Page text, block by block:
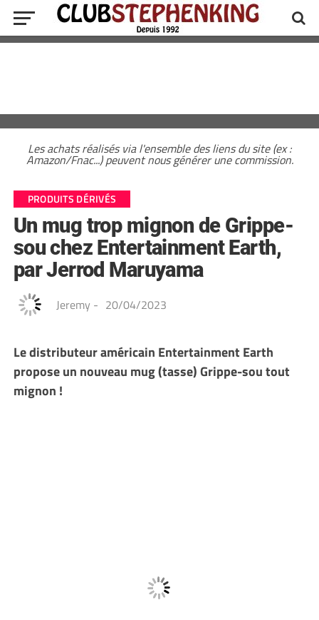
Les achats réalisés via l'ensemble des liens du site (ex :
Amazon/Fnac...) peuvent nous générer une commission.
PRODUITS DÉRIVÉS
Un mug trop mignon de Grippe-
sou chez Entertainment Earth,
par Jerrod Maruyama
Jeremy - 20/04/2023
Le distributeur américain Entertainment Earth
propose un nouveau mug (tasse) Grippe-sou tout
mignon !